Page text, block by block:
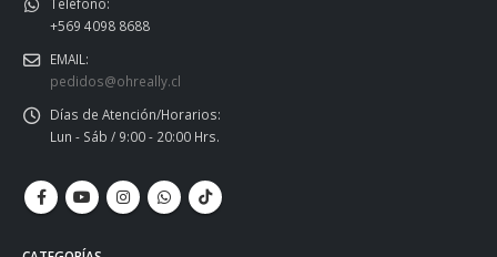
Teléfono:
+569 4098 8688
EMAIL:
pedidos@ohreally.cl
Días de Atención/Horarios:
Lun - Sáb / 9:00 - 20:00 Hrs.